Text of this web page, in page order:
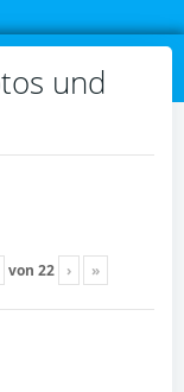
und
von 22 › »